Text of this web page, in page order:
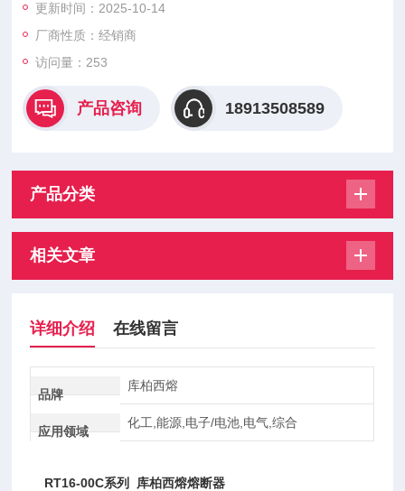
更新时间：2025-10-14
厂商性质：经销商
访问量：253
产品咨询 18913508589
产品分类
相关文章
详细介绍 在线留言
品牌
库柏西熔
应用领域
化工,能源,电子/电池,电气,综合
RT16-00C系列 库柏西熔熔断器